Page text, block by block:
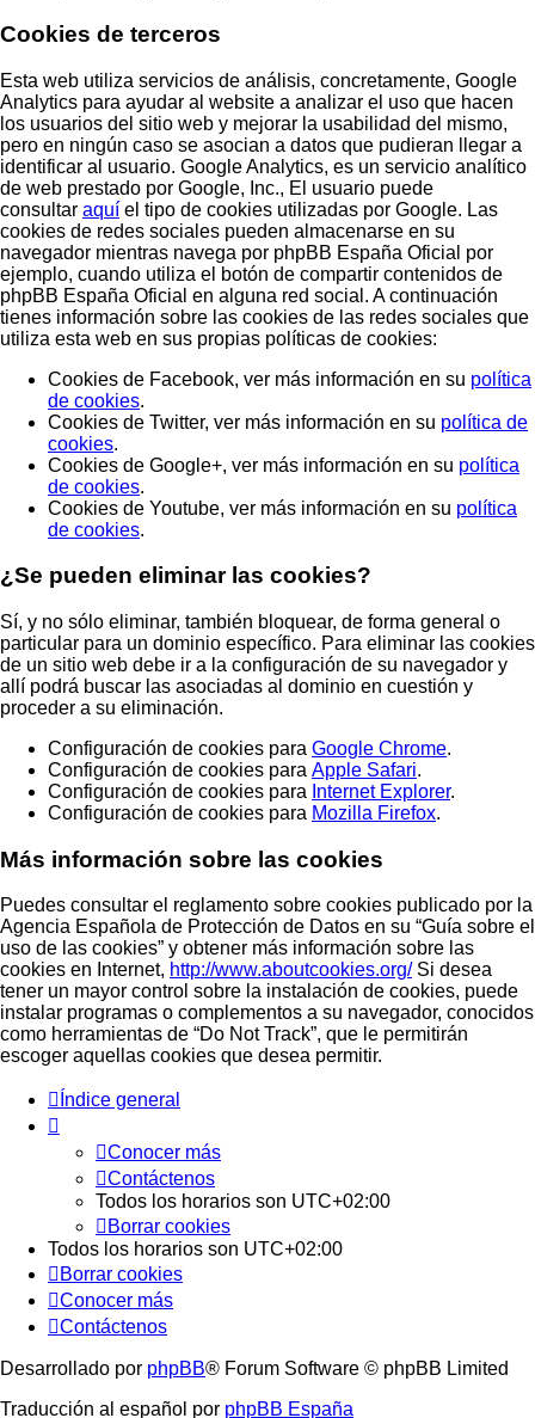
Cookies de terceros
Esta web utiliza servicios de análisis, concretamente, Google
Analytics para ayudar al website a analizar el uso que hacen
los usuarios del sitio web y mejorar la usabilidad del mismo,
pero en ningún caso se asocian a datos que pudieran llegar a
identificar al usuario. Google Analytics, es un servicio analítico
de web prestado por Google, Inc., El usuario puede
consultar aquí el tipo de cookies utilizadas por Google. Las
cookies de redes sociales pueden almacenarse en su
navegador mientras navega por phpBB España Oficial por
ejemplo, cuando utiliza el botón de compartir contenidos de
phpBB España Oficial en alguna red social. A continuación
tienes información sobre las cookies de las redes sociales que
utiliza esta web en sus propias políticas de cookies:
Cookies de Facebook, ver más información en su política
de cookies.
Cookies de Twitter, ver más información en su política de
cookies.
Cookies de Google+, ver más información en su política
de cookies.
Cookies de Youtube, ver más información en su política
de cookies.
¿Se pueden eliminar las cookies?
Sí, y no sólo eliminar, también bloquear, de forma general o
particular para un dominio específico. Para eliminar las cookies
de un sitio web debe ir a la configuración de su navegador y
allí podrá buscar las asociadas al dominio en cuestión y
proceder a su eliminación.
Configuración de cookies para Google Chrome.
Configuración de cookies para Apple Safari.
Configuración de cookies para Internet Explorer.
Configuración de cookies para Mozilla Firefox.
Más información sobre las cookies
Puedes consultar el reglamento sobre cookies publicado por la
Agencia Española de Protección de Datos en su “Guía sobre el
uso de las cookies” y obtener más información sobre las
cookies en Internet, http://www.aboutcookies.org/Si desea
tener un mayor control sobre la instalación de cookies, puede
instalar programas o complementos a su navegador, conocidos
como herramientas de “Do Not Track”, que le permitirán
escoger aquellas cookies que desea permitir.
Índice general
Conocer más
Contáctenos
Todos los horarios son UTC+02:00
Borrar cookies
Todos los horarios son UTC+02:00
Borrar cookies
Conocer más
Contáctenos
Desarrollado por phpBB® Forum Software © phpBB Limited
Traducción al español por phpBB España